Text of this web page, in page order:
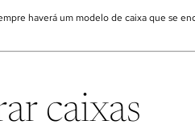
haverá um modelo de caixa que se
caixas